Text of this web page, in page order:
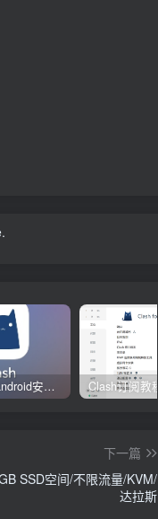
Clash for android安卓客户端保姆级新手使用教程
下一篇
SSD空间/不限流量/KVM/
达拉斯